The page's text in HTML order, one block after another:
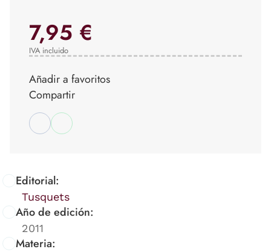
Editorial:
Tusquets
Año de edición:
2011
Materia:
7,95 €
IVA incluido
Añadir a favoritos
Compartir